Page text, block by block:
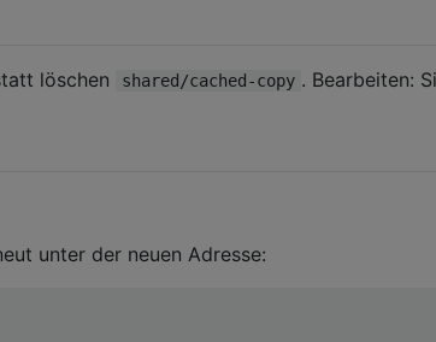
löschen shared/cached-copy . Bearbeiten:
unter der neuen Adresse: